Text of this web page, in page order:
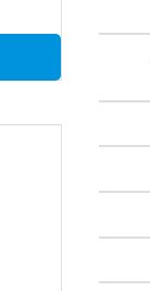
ועמידה